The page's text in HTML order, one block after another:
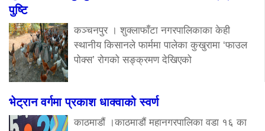
पुष्टि
कञ्चनपुर । शुक्लाफाँटा नगरपालिकाका केही
स्थानीय किसानले फार्ममा पालेका कुखुरामा ‘फाउल
पोक्स’ रोगको सङ्क्रमण देखिएको
भेट्रान वर्गमा प्रकाश धाक्वाको स्वर्ण
काठमाडौं ।काठमाडौं महानगरपालिका वडा १६ का